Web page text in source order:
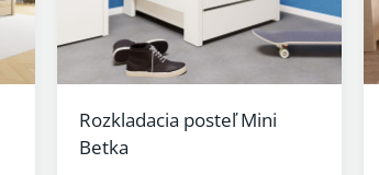
Rozkladacia posteľ Mini
Betka